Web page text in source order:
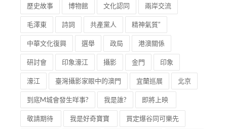
歷史故事 博物館 文化認同 兩岸交流
毛澤東 詩詞 共產黨人 精神氣質”
中華文化復興 選舉 政局 港澳關係
研討會 印象濠江 攝影 金門 印象
濠江 臺灣攝影家眼中的澳門 宜蘭巡展 北京
到底M城會發生咩事? 我是誰? 即將上映
敬請期待 我是好奇寶寶 買定爆谷同可樂先